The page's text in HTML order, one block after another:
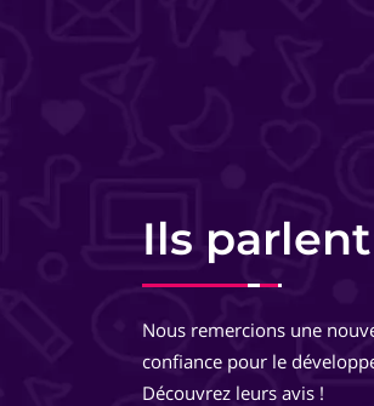
Ils
Nous remercions une
confiance pour le
Découvrez leurs avis !
Equipe très pro, très réactive. De
travailler avec eux ! Ils pensent à
même les yeux fermés !